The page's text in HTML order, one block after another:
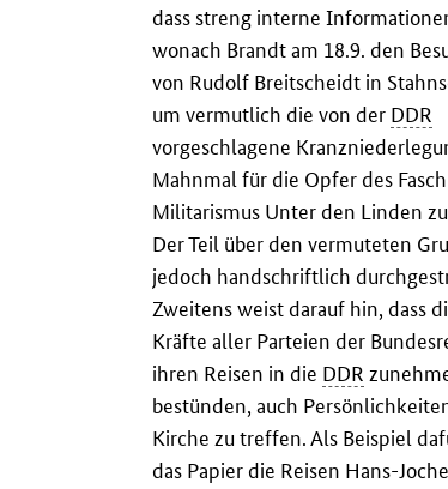
dass streng interne
wonach Brandt am 18.9. den
von Rudolf Breitscheidt in
um vermutlich die von der DDR
vorgeschlagene
Mahnmal für die Opfer des
Militarismus Unter den Linden
Der Teil über den vermuteten
jedoch handschriftlich
Zweitens weist darauf hin, dass
Kräfte aller Parteien der
ihren Reisen in die DDR
bestünden, auch
Kirche zu treffen. Als Beispiel
das Papier die Reisen Hans-